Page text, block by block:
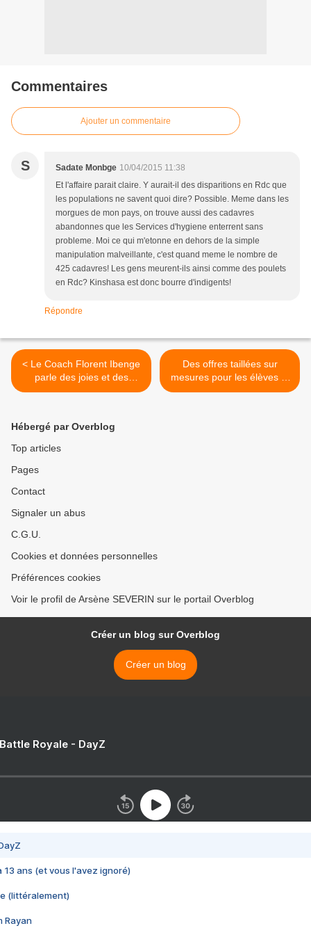
Commentaires
Ajouter un commentaire
S Sadate Monbge 10/04/2015 11:38
Et l'affaire parait claire. Y aurait-il des disparitions en Rdc que
les populations ne savent quoi dire? Possible. Meme dans les
morgues de mon pays, on trouve aussi des cadavres
abandonnes que les Services d'hygiene enterrent sans
probleme. Moi ce qui m'etonne en dehors de la simple
manipulation malveillante, c'est quand meme le nombre de
425 cadavres! Les gens meurent-ils ainsi comme des poulets
en Rdc? Kinshasa est donc bourre d'indigents!
Répondre
< Le Coach Florent Ibenge
parle des joies et des
craintes des Léopards de la
Des offres taillées sur
mesures pour les élèves et
étudiants de Douala en
Hébergé par Overblog
Top articles
Pages
Contact
Signaler un abus
C.G.U.
Cookies et données personnelles
Préférences cookies
Voir le profil de Arsène SEVERIN sur le portail Overblog
Créer un blog sur Overblog
Créer un blog
Royale - DayZ
13 ans (et vous l'avez ignoré)
(littéralement)
Rayan